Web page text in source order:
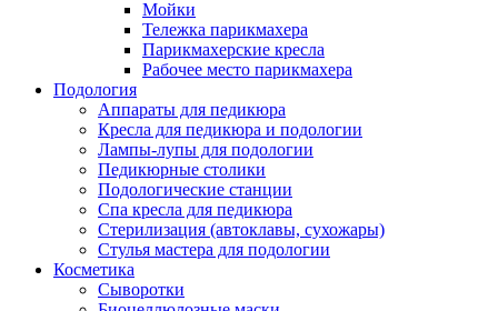
Мойки
Тележка парикмахера
Парикмахерские кресла
Рабочее место парикмахера
Подология
Аппараты для педикюра
Кресла для педикюра и подологии
Лампы-лупы для подологии
Педикюрные столики
Подологические станции
Спа кресла для педикюра
Стерилизация (автоклавы, сухожары)
Стулья мастера для подологии
Косметика
Сыворотки